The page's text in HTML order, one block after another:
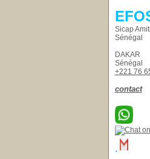
Sicap
Sénégal
DAKAR
Sénégal
+221 76
contact